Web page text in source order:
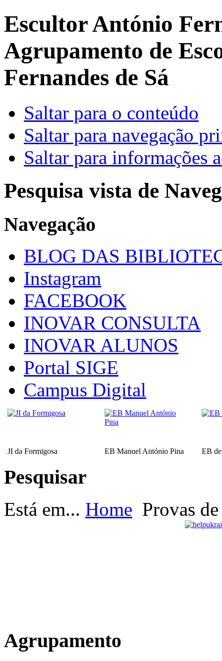
Escultor António
Agrupamento de
Fernandes de Sá
Saltar para o conteúdo
Saltar para navegação
Saltar para informações
Pesquisa vista de
Navegação
BLOG DAS
Instagram
FACEBOOK
INOVAR CONSULTA
INOVAR ALUNOS
Portal SIGE
Campus Digital
JI da Formigosa EB Manuel António Pina EB
EB Escultor Antº
Pesquisar
Está em... Home Provas
Agrupamento